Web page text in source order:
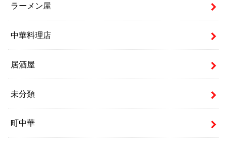
ラーメン屋
中華料理店
居酒屋
未分類
町中華